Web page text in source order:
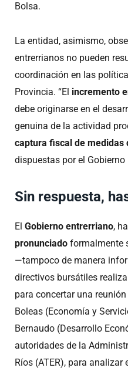
Bolsa.
La entidad, asimismo,
entrerrianos no pueden
coordinación en las
Provincia. “El incremento
debe originarse en el
genuina de la actividad
captura fiscal de medidas
dispuestas por el
Sin respuesta,
El Gobierno entrerriano,
pronunciado formalmente
—tampoco de manera
directivos bursátiles
para concertar una
Boleas (Economía y
Bernaudo (Desarrollo
autoridades de la
Ríos (ATER), para analizar